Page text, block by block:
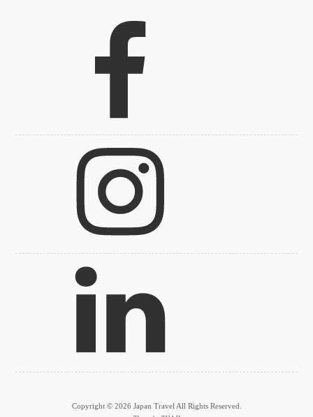
Copyright © 2026 Japan Travel All Rights Reserved.